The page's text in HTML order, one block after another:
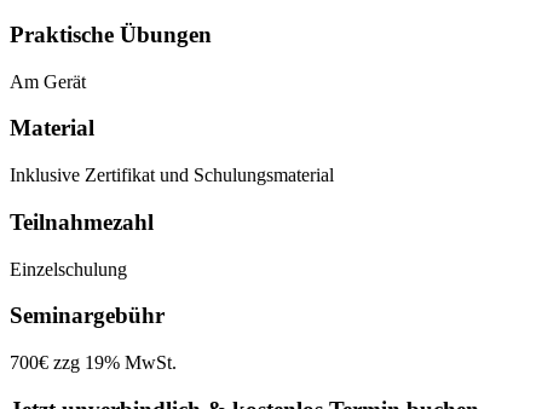
Praktische Übungen
Am Gerät
Material
Inklusive Zertifikat und Schulungsmaterial
Teilnahmezahl
Einzelschulung
Seminargebühr
700€ zzg 19% MwSt.